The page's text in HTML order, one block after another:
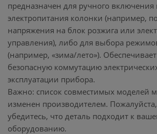
предназначен для ручного
электропитания колонки (например,
напряжения на блок розжига или
управления), либо для выбора
(например, «зима/лето»).
безопасную коммутацию
эксплуатации прибора.
Важно: список совместимых моделей
изменен производителем.
убедитесь, что деталь подходит к
оборудованию.